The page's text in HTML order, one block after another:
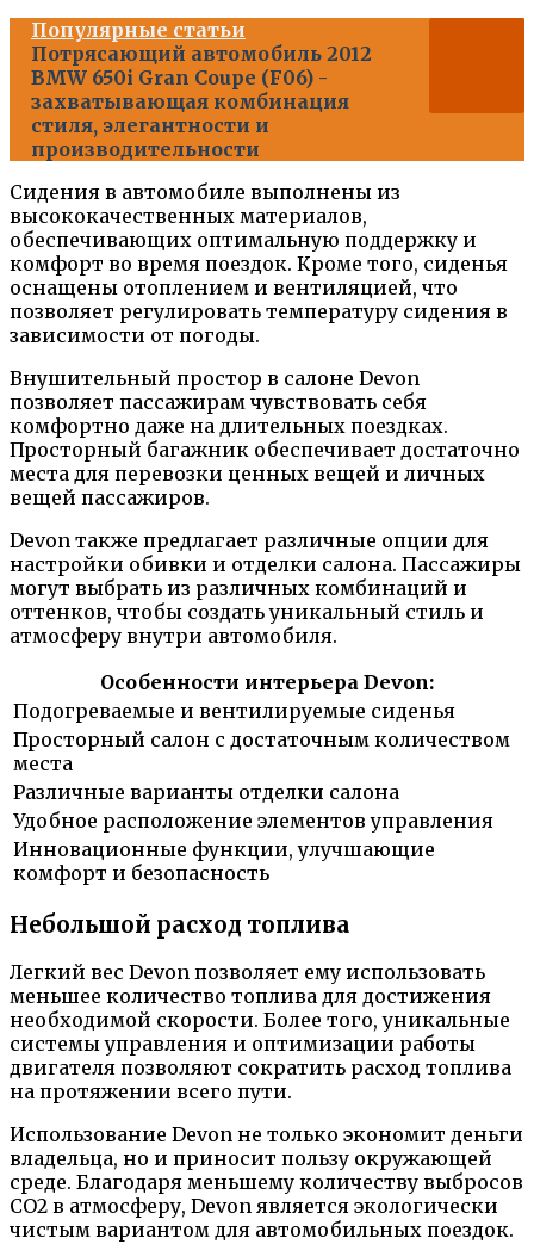
Популярные статьи
Потрясающий автомобиль 2012
BMW 650i Gran Coupe (F06) -
захватывающая комбинация
стиля, элегантности и
производительности
Сидения в автомобиле выполнены из
высококачественных материалов,
обеспечивающих оптимальную поддержку и
комфорт во время поездок. Кроме того, сиденья
оснащены отоплением и вентиляцией, что
позволяет регулировать температуру сидения в
зависимости от погоды.
Внушительный простор в салоне Devon
позволяет пассажирам чувствовать себя
комфортно даже на длительных поездках.
Просторный багажник обеспечивает достаточно
места для перевозки ценных вещей и личных
вещей пассажиров.
Devon также предлагает различные опции для
настройки обивки и отделки салона. Пассажиры
могут выбрать из различных комбинаций и
оттенков, чтобы создать уникальный стиль и
атмосферу внутри автомобиля.
Особенности интерьера Devon:
Подогреваемые и вентилируемые сиденья
Просторный салон с достаточным количеством
места
Различные варианты отделки салона
Удобное расположение элементов управления
Инновационные функции, улучшающие
комфорт и безопасность
Небольшой расход топлива
Легкий вес Devon позволяет ему использовать
меньшее количество топлива для достижения
необходимой скорости. Более того, уникальные
системы управления и оптимизации работы
двигателя позволяют сократить расход топлива
на протяжении всего пути.
Использование Devon не только экономит деньги
владельца, но и приносит пользу окружающей
среде. Благодаря меньшему количеству выбросов
CO2 в атмосферу, Devon является экологически
чистым вариантом для автомобильных поездок.